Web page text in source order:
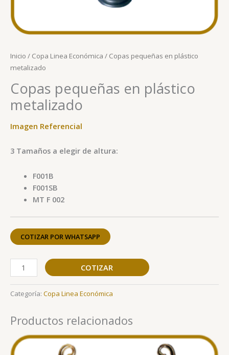
Inicio / Copa Linea Económica / Copas pequeñas en plástico
metalizado
Copas pequeñas en plástico
metalizado
Imagen Referencial
3 Tamaños a elegir de altura:
F001B
F001SB
MT F 002
COTIZAR POR WHATSAPP
COTIZAR
Categoría: Copa Linea Económica
Productos relacionados